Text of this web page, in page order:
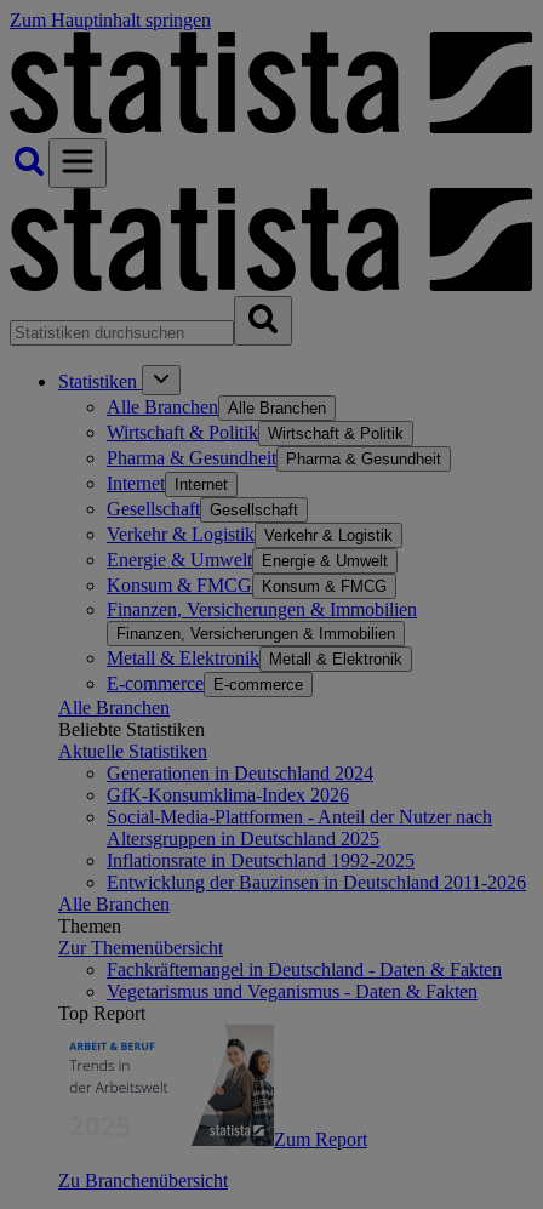
Zum Hauptinhalt springen
Statistiken
Alle Branchen Alle Branchen
Wirtschaft & Politik Wirtschaft & Politik
Pharma & Gesundheit Pharma & Gesundheit
Internet Internet
Gesellschaft Gesellschaft
Verkehr & Logistik Verkehr & Logistik
Energie & Umwelt Energie & Umwelt
Konsum & FMCG Konsum & FMCG
Finanzen, Versicherungen & Immobilien
Finanzen, Versicherungen & Immobilien
Metall & Elektronik Metall & Elektronik
E-commerce E-commerce
Alle Branchen
Beliebte Statistiken
Aktuelle Statistiken
Generationen in Deutschland 2024
GfK-Konsumklima-Index 2026
Social-Media-Plattformen - Anteil der Nutzer nach
Altersgruppen in Deutschland 2025
Inflationsrate in Deutschland 1992-2025
Entwicklung der Bauzinsen in Deutschland 2011-2026
Alle Branchen
Themen
Zur Themenübersicht
Fachkräftemangel in Deutschland - Daten & Fakten
Vegetarismus und Veganismus - Daten & Fakten
Top Report
Zum Report
Zu Branchenübersicht